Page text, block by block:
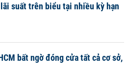
suất trên biểu tại nhiều kỳ hạn
bất ngờ đóng cửa tất cả cơ sở,